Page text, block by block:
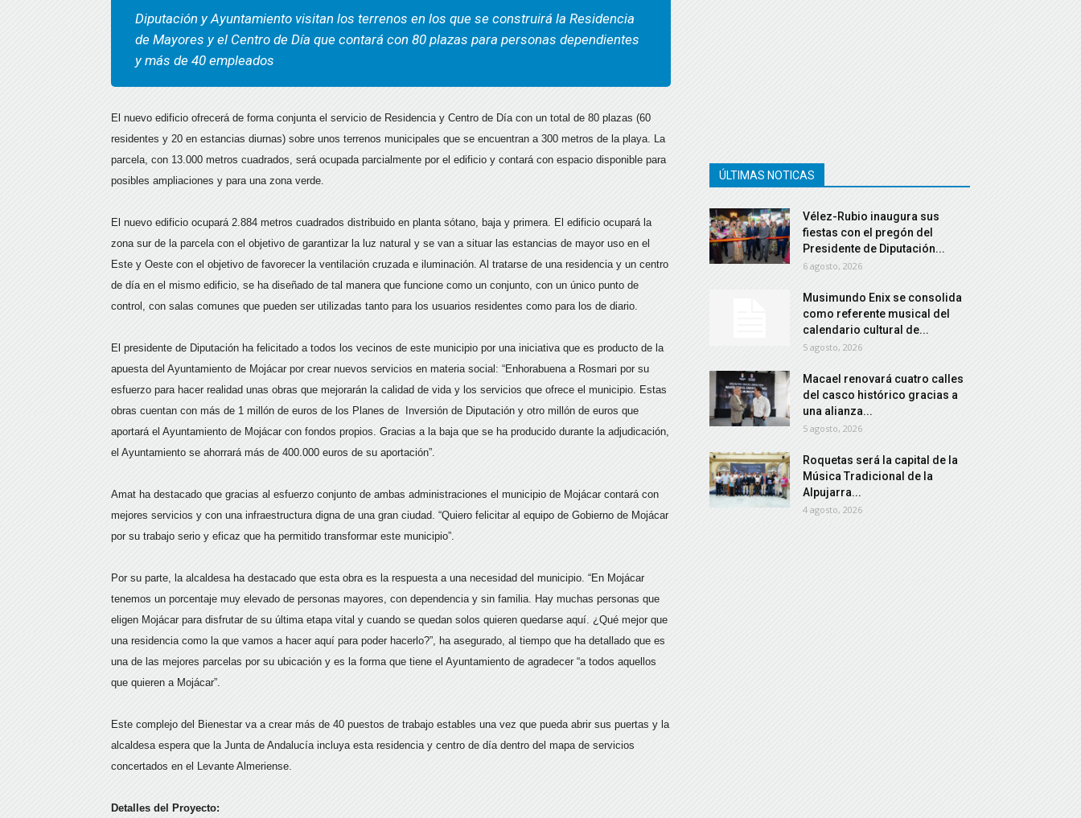
Diputación y Ayuntamiento visitan los terrenos en los que se construirá la Residencia
de Mayores y el Centro de Día que contará con 80 plazas para personas dependientes
y más de 40 empleados
El nuevo edificio ofrecerá de forma conjunta el servicio de Residencia y Centro de Día con un total de 80 plazas (60
residentes y 20 en estancias diurnas) sobre unos terrenos municipales que se encuentran a 300 metros de la playa. La
parcela, con 13.000 metros cuadrados, será ocupada parcialmente por el edificio y contará con espacio disponible para
posibles ampliaciones y para una zona verde.
El nuevo edificio ocupará 2.884 metros cuadrados distribuido en planta sótano, baja y primera. El edificio ocupará la
zona sur de la parcela con el objetivo de garantizar la luz natural y se van a situar las estancias de mayor uso en el
Este y Oeste con el objetivo de favorecer la ventilación cruzada e iluminación. Al tratarse de una residencia y un centro
de día en el mismo edificio, se ha diseñado de tal manera que funcione como un conjunto, con un único punto de
control, con salas comunes que pueden ser utilizadas tanto para los usuarios residentes como para los de diario.
El presidente de Diputación ha felicitado a todos los vecinos de este municipio por una iniciativa que es producto de la
apuesta del Ayuntamiento de Mojácar por crear nuevos servicios en materia social: “Enhorabuena a Rosmari por su
esfuerzo para hacer realidad unas obras que mejorarán la calidad de vida y los servicios que ofrece el municipio. Estas
obras cuentan con más de 1 millón de euros de los Planes de Inversión de Diputación y otro millón de euros que
aportará el Ayuntamiento de Mojácar con fondos propios. Gracias a la baja que se ha producido durante la adjudicación,
el Ayuntamiento se ahorrará más de 400.000 euros de su aportación”.
Amat ha destacado que gracias al esfuerzo conjunto de ambas administraciones el municipio de Mojácar contará con
mejores servicios y con una infraestructura digna de una gran ciudad. “Quiero felicitar al equipo de Gobierno de Mojácar
por su trabajo serio y eficaz que ha permitido transformar este municipio”.
Por su parte, la alcaldesa ha destacado que esta obra es la respuesta a una necesidad del municipio. “En Mojácar
tenemos un porcentaje muy elevado de personas mayores, con dependencia y sin familia. Hay muchas personas que
eligen Mojácar para disfrutar de su última etapa vital y cuando se quedan solos quieren quedarse aquí. ¿Qué mejor que
una residencia como la que vamos a hacer aquí para poder hacerlo?”, ha asegurado, al tiempo que ha detallado que es
una de las mejores parcelas por su ubicación y es la forma que tiene el Ayuntamiento de agradecer “a todos aquellos
que quieren a Mojácar”.
Este complejo del Bienestar va a crear más de 40 puestos de trabajo estables una vez que pueda abrir sus puertas y la
alcaldesa espera que la Junta de Andalucía incluya esta residencia y centro de día dentro del mapa de servicios
concertados en el Levante Almeriense.
Detalles del Proyecto:
ÚLTIMAS NOTICAS
Vélez-Rubio inaugura sus
fiestas con el pregón del
Presidente de Diputación...
6 agosto, 2026
Musimundo Enix se consolida
como referente musical del
calendario cultural de...
5 agosto, 2026
Macael renovará cuatro calles
del casco histórico gracias a
una alianza...
5 agosto, 2026
Roquetas será la capital de la
Música Tradicional de la
Alpujarra...
4 agosto, 2026